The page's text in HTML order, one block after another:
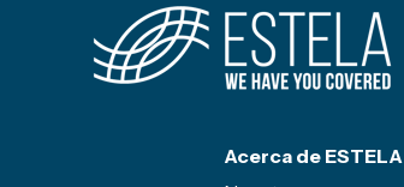
Acerca de ESTELA